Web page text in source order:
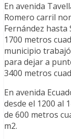
En avenida
Romero carril
Fernández hasta
1700 metros
municipio
para dejar a
3400 metros
En avenida
desde el 1200 al
de 600 metros
m2.